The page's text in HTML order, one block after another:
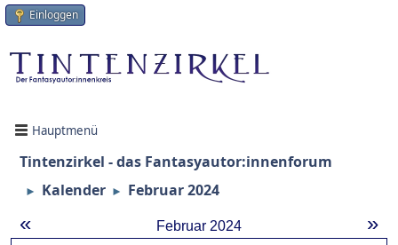
Einloggen
Hauptmenü
Tintenzirkel - das Fantasyautor:innenforum
► Kalender ► Februar 2024
« »
Februar 2024